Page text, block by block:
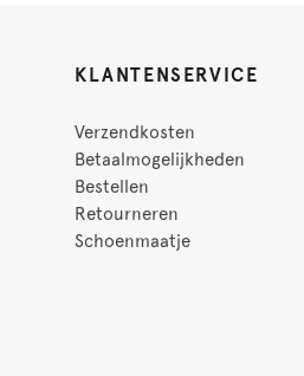
KLANTENSERVICE
Verzendkosten
Betaalmogelijkheden
Bestellen
Retourneren
Schoenmaatje